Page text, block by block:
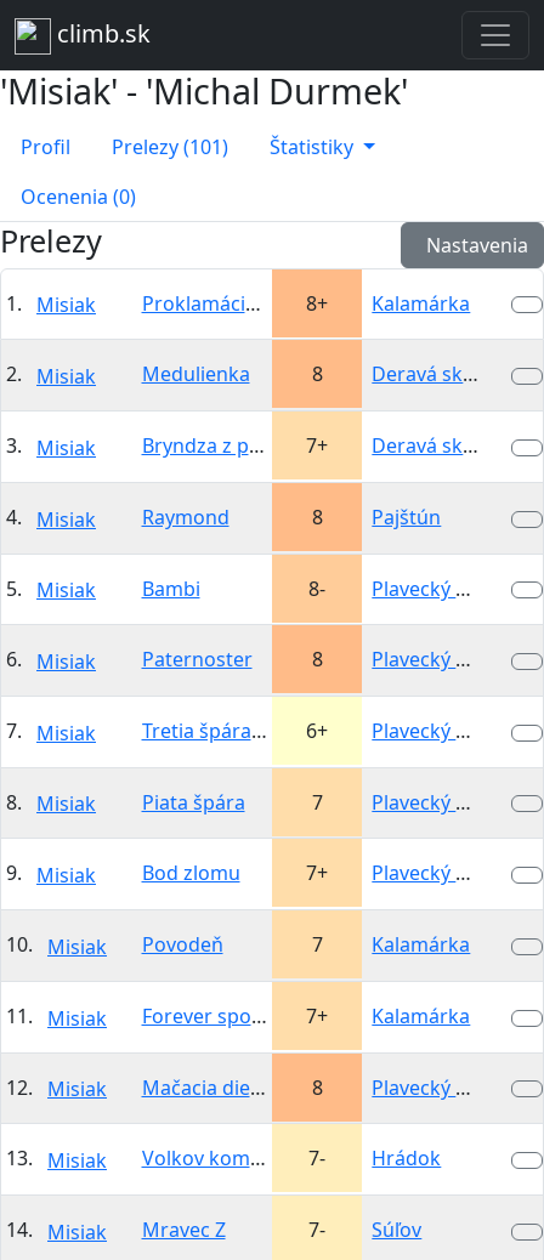
climb.sk
'Misiak' - 'Michal Durmek'
Profil Prelezy (101)
Štatistiky
Ocenenia (0)
Prelezy Nastavenia
1. Misiak Proklamácia podvedomia 8+ Kalamárka
2. Misiak Medulienka 8 Deravá skala
3. Misiak Bryndza z predkožky 7+ Deravá skala
4. Misiak Raymond 8 Pajštún
5. Misiak Bambi 8- Plavecký hrad -…
6. Misiak Paternoster 8 Plavecký hrad -…
7. Misiak Tretia špára - 2.dĺžka 6+ Plavecký hrad -…
8. Misiak Piata špára 7 Plavecký hrad -…
9. Misiak Bod zlomu 7+ Plavecký hrad -…
10. Misiak Povodeň 7 Kalamárka
11. Misiak Forever spoony 7+ Kalamárka
12. Misiak Mačacia diera 8 Plavecký hrad -…
13. Misiak Volkov komander 7- Hrádok
14. Misiak Mravec Z 7- Súľov